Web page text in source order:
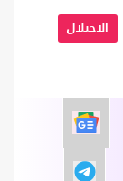
الاحتلال